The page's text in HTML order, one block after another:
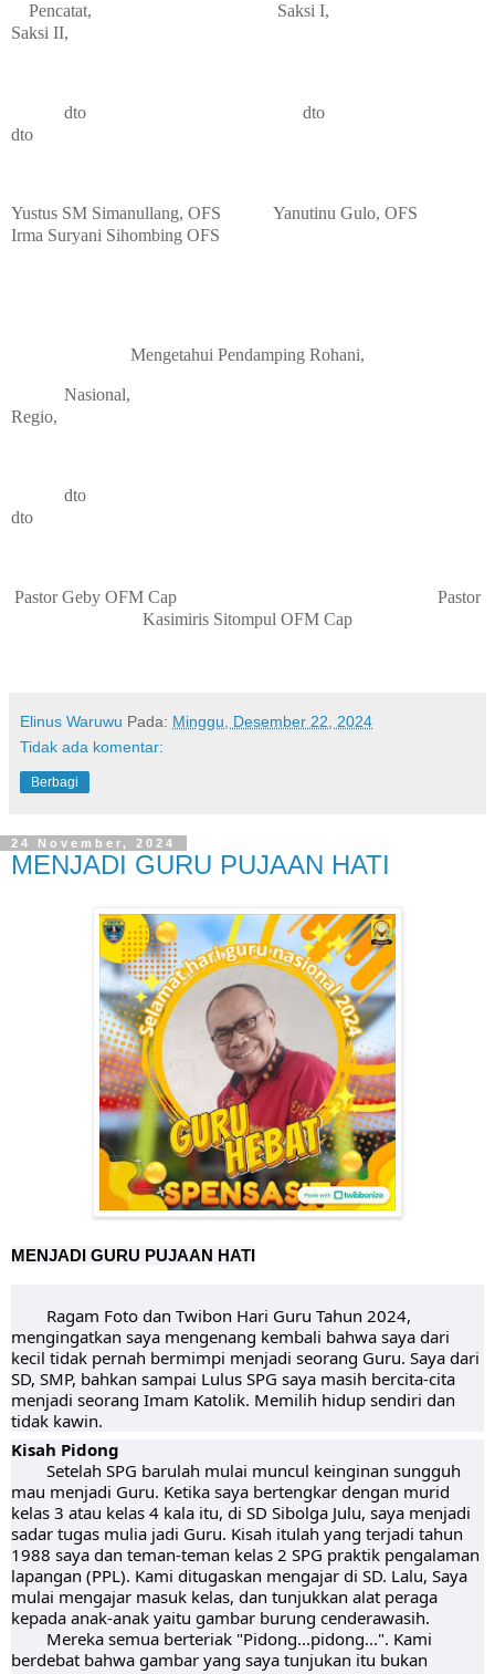
Pencatat,
Saksi I,
Saksi II,
dto
dto
dto
Yustus SM Simanullang, OFS
Yanutinu Gulo, OFS
Irma Suryani Sihombing OFS
Mengetahui Pendamping Rohani,
Nasional,
Regio,
dto
dto
Pastor Geby OFM Cap
Pastor
Kasimiris Sitompul OFM Cap
Elinus Waruwu Pada: Minggu, Desember 22, 2024
Tidak ada komentar:
Berbagi
24 November, 2024
MENJADI GURU PUJAAN HATI
MENJADI GURU PUJAAN HATI
Ragam Foto dan Twibon Hari Guru Tahun 2024,
mengingatkan saya mengenang kembali bahwa saya dari
kecil tidak pernah bermimpi menjadi seorang Guru. Saya dari
SD, SMP, bahkan sampai Lulus SPG saya masih bercita-cita
menjadi seorang Imam Katolik. Memilih hidup sendiri dan
tidak kawin.
Kisah Pidong
Setelah SPG barulah mulai muncul keinginan sungguh
mau menjadi Guru. Ketika saya bertengkar dengan murid
kelas 3 atau kelas 4 kala itu, di SD Sibolga Julu, saya menjadi
sadar tugas mulia jadi Guru. Kisah itulah yang terjadi tahun
1988 saya dan teman-teman kelas 2 SPG praktik pengalaman
lapangan (PPL). Kami ditugaskan mengajar di SD. Lalu, Saya
mulai mengajar masuk kelas, dan tunjukkan alat peraga
kepada anak-anak yaitu gambar burung cenderawasih.
Mereka semua berteriak "Pidong...pidong...". Kami
berdebat bahwa gambar yang saya tunjukan itu bukan